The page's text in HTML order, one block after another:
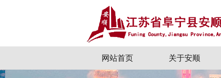
网站首页 关于安顺